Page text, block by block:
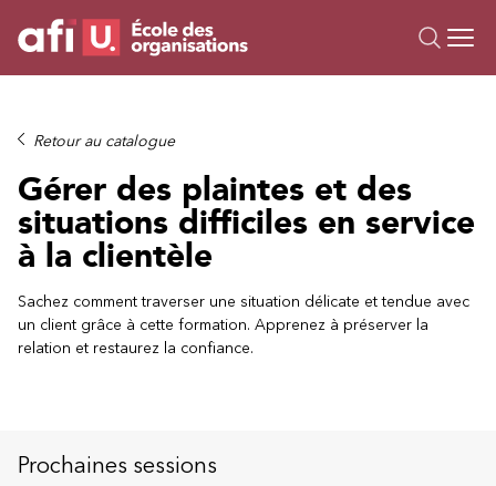
Formations
Campus IA
Sur mesure
À propos
Ressources
Retour au catalogue
Gérer des plaintes et des
situations difficiles en service
à la clientèle
Sachez comment traverser une situation délicate et tendue avec
un client grâce à cette formation. Apprenez à préserver la
relation et restaurez la confiance.
Prochaines sessions